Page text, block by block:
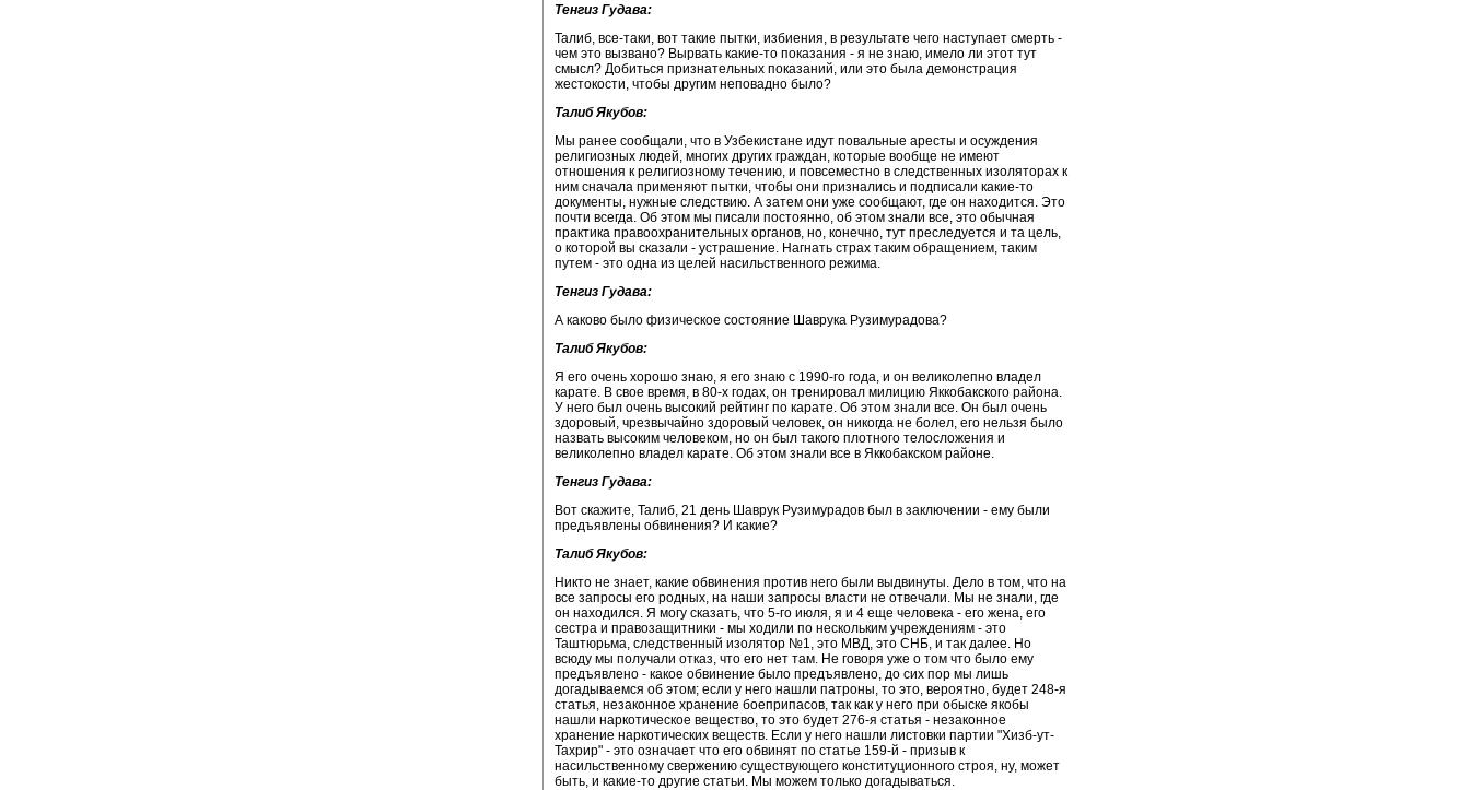
Тенгиз Гудава:
Талиб, все-таки, вот такие пытки, избиения, в результате чего наступает смерть -
чем это вызвано? Вырвать какие-то показания - я не знаю, имело ли этот тут
смысл? Добиться признательных показаний, или это была демонстрация
жестокости, чтобы другим неповадно было?
Талиб Якубов:
Мы ранее сообщали, что в Узбекистане идут повальные аресты и осуждения
религиозных людей, многих других граждан, которые вообще не имеют
отношения к религиозному течению, и повсеместно в следственных изоляторах к
ним сначала применяют пытки, чтобы они признались и подписали какие-то
документы, нужные следствию. А затем они уже сообщают, где он находится. Это
почти всегда. Об этом мы писали постоянно, об этом знали все, это обычная
практика правоохранительных органов, но, конечно, тут преследуется и та цель,
о которой вы сказали - устрашение. Нагнать страх таким обращением, таким
путем - это одна из целей насильственного режима.
Тенгиз Гудава:
А каково было физическое состояние Шаврука Рузимурадова?
Талиб Якубов:
Я его очень хорошо знаю, я его знаю с 1990-го года, и он великолепно владел
карате. В свое время, в 80-х годах, он тренировал милицию Яккобакского района.
У него был очень высокий рейтинг по карате. Об этом знали все. Он был очень
здоровый, чрезвычайно здоровый человек, он никогда не болел, его нельзя было
назвать высоким человеком, но он был такого плотного телосложения и
великолепно владел карате. Об этом знали все в Яккобакском районе.
Тенгиз Гудава:
Вот скажите, Талиб, 21 день Шаврук Рузимурадов был в заключении - ему были
предъявлены обвинения? И какие?
Талиб Якубов:
Никто не знает, какие обвинения против него были выдвинуты. Дело в том, что на
все запросы его родных, на наши запросы власти не отвечали. Мы не знали, где
он находился. Я могу сказать, что 5-го июля, я и 4 еще человека - его жена, его
сестра и правозащитники - мы ходили по нескольким учреждениям - это
Таштюрьма, следственный изолятор №1, это МВД, это СНБ, и так далее. Но
всюду мы получали отказ, что его нет там. Не говоря уже о том что было ему
предъявлено - какое обвинение было предъявлено, до сих пор мы лишь
догадываемся об этом; если у него нашли патроны, то это, вероятно, будет 248-я
статья, незаконное хранение боеприпасов, так как у него при обыске якобы
нашли наркотическое вещество, то это будет 276-я статья - незаконное
хранение наркотических веществ. Если у него нашли листовки партии "Хизб-ут-
Тахрир" - это означает что его обвинят по статье 159-й - призыв к
насильственному свержению существующего конституционного строя, ну, может
быть, и какие-то другие статьи. Мы можем только догадываться.